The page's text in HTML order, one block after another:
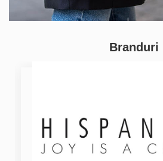
Branduri